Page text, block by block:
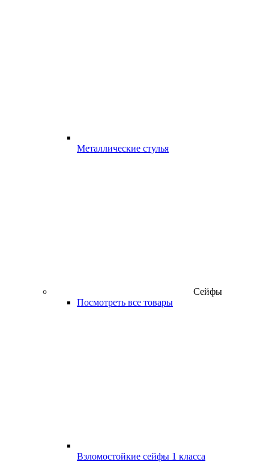
Металлические стулья
Сейфы
Посмотреть все товары
Взломостойкие сейфы 1 класса